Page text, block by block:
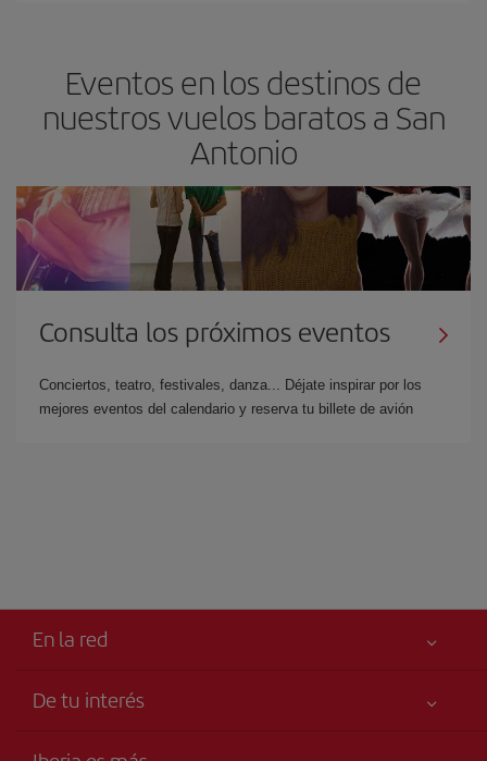
Eventos en los destinos de
nuestros vuelos baratos a San
Antonio
Consulta los próximos eventos
Conciertos, teatro, festivales, danza... Déjate inspirar por los
mejores eventos del calendario y reserva tu billete de avión
En la red
De tu interés